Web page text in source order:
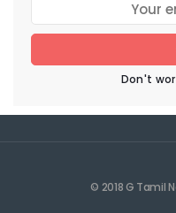
Don't
© 2018 G Tamil